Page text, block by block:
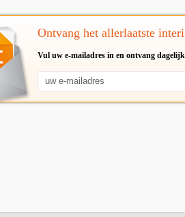
Ontvang het allerlaatste
Vul uw e-mailadres in en ontvang